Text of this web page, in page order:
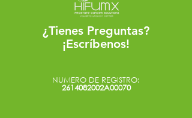
¿Tienes Preguntas?
¡Escríbenos!
NUMERO DE REGISTRO:
2614082002A00070